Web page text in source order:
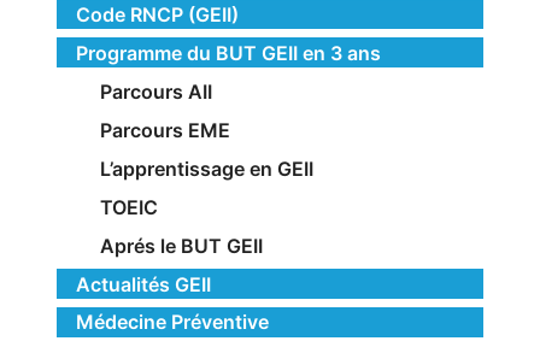
Code RNCP (GEII)
Programme du BUT GEII en 3 ans
Parcours AII
Parcours EME
L’apprentissage en GEII
TOEIC
Aprés le BUT GEII
Actualités GEII
Médecine Préventive